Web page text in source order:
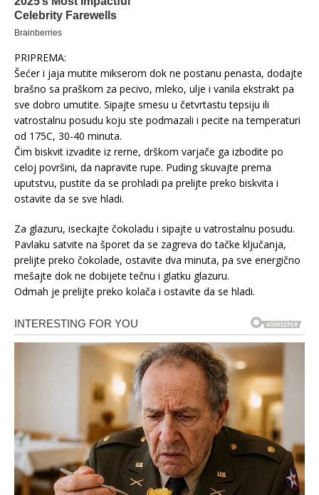
PRIPREMA:
Šećer i jaja mutite mikserom dok ne postanu penasta, dodajte
brašno sa praškom za pecivo, mleko, ulje i vanila ekstrakt pa
sve dobro umutite. Sipajte smesu u četvrtastu tepsiju ili
vatrostalnu posudu koju ste podmazali i pecite na temperaturi
od 175C, 30-40 minuta.
Čim biskvit izvadite iz rerne, drškom varjače ga izbodite po
celoj površini, da napravite rupe. Puding skuvajte prema
uputstvu, pustite da se prohladi pa prelijte preko biskvita i
ostavite da se sve hladi.
Za glazuru, iseckajte čokoladu i sipajte u vatrostalnu posudu.
Pavlaku satvite na šporet da se zagreva do tačke ključanja,
prelijte preko čokolade, ostavite dva minuta, pa sve energično
mešajte dok ne dobijete tečnu i glatku glazuru.
Odmah je prelijte preko kolača i ostavite da se hladi.